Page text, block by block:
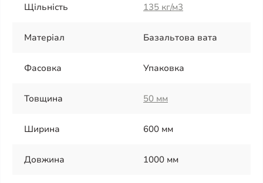
Щільність 135 кг/м3
Матеріал Базальтова вата
Фасовка Упаковка
Товщина 50 мм
Ширина 600 мм
Довжина 1000 мм